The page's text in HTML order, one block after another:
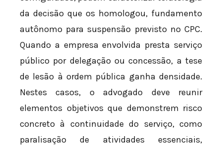
da decisão que os homologou, fundamento
autônomo para suspensão previsto no CPC.
Quando a empresa envolvida presta serviço
público por delegação ou concessão, a tese
de lesão à ordem pública ganha densidade.
Nestes casos, o advogado deve reunir
elementos objetivos que demonstrem risco
concreto à continuidade do serviço, como
paralisação de atividades essenciais,